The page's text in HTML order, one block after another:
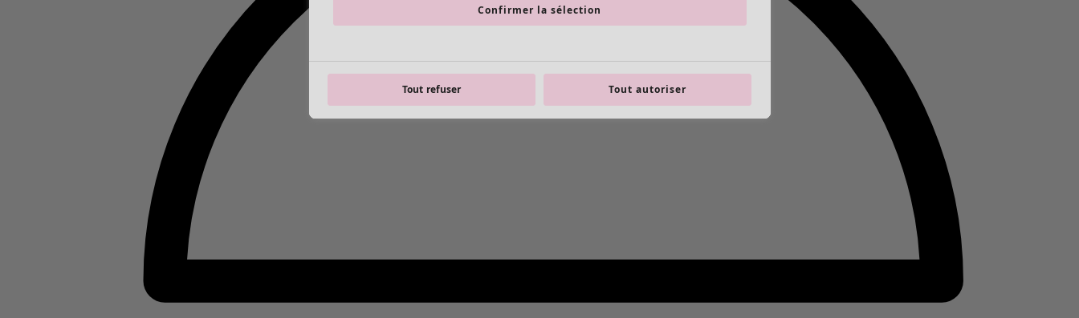
Confirmer la sélection
Tout refuser Tout autoriser